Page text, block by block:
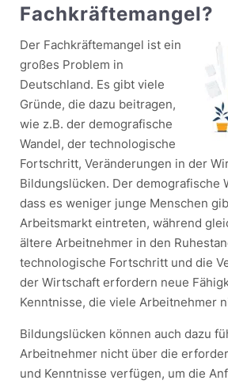
Fachkräftemangel?
Der Fachkräftemangel ist ein
großes Problem in
Deutschland. Es gibt viele
Gründe, die dazu beitragen,
wie z.B. der demografische
Wandel, der technologische
Fortschritt, Veränderungen in der
Bildungslücken. Der demografische
dass es weniger junge Menschen
Arbeitsmarkt eintreten, während
ältere Arbeitnehmer in den
technologische Fortschritt und die
der Wirtschaft erfordern neue
Kenntnisse, die viele Arbeitnehmer
Bildungslücken können auch dazu
Arbeitnehmer nicht über die
und Kenntnisse verfügen, um die